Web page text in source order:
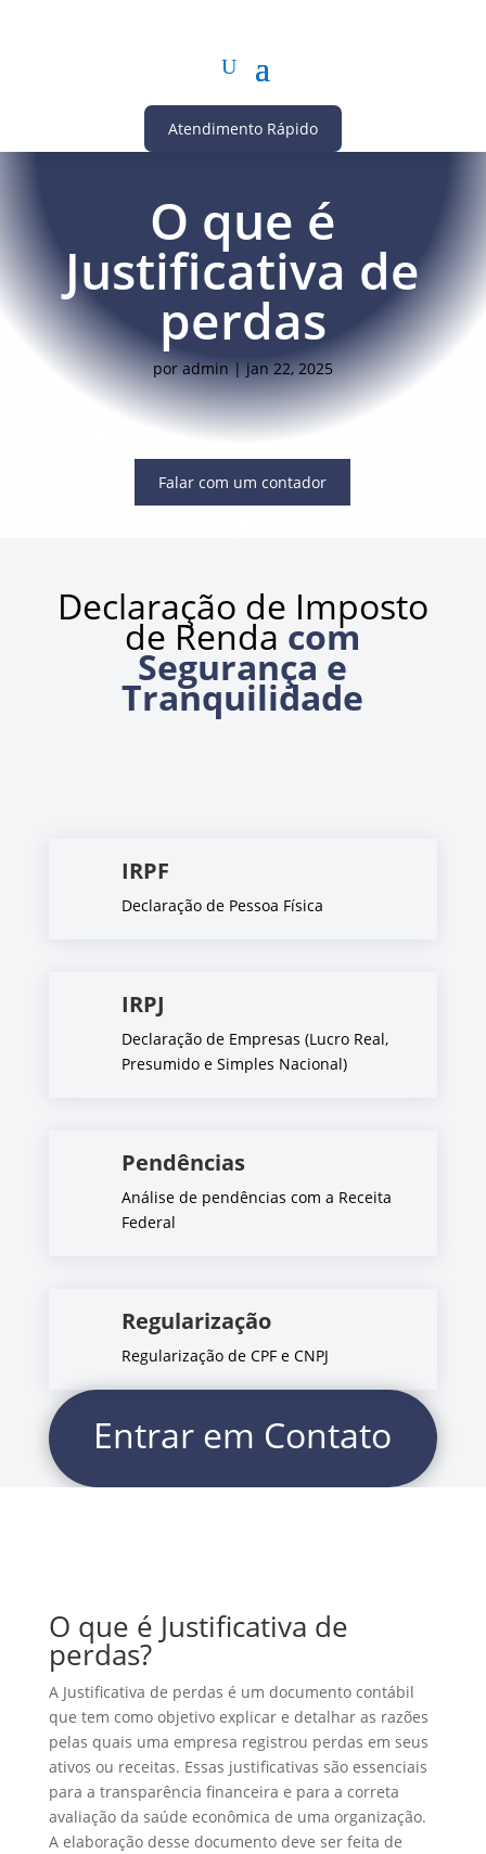
Atendimento Rápido
O que é
Justificativa de
perdas
poradmin|jan 22, 2025
Falar com um contador
Declaração de Imposto
de Renda com
Segurança e
Tranquilidade
IRPF
Declaração de Pessoa Física
IRPJ
Declaração de Empresas (Lucro Real,
Presumido e Simples Nacional)
Pendências
Análise de pendências com a Receita
Federal
Regularização
Regularização de CPF e CNPJ
Entrar em Contato
O que é Justificativa de
perdas?
A Justificativa de perdas é um documento contábil
que tem como objetivo explicar e detalhar as razões
pelas quais uma empresa registrou perdas em seus
ativos ou receitas. Essas justificativas são essenciais
para a transparência financeira e para a correta
avaliação da saúde econômica de uma organização.
A elaboração desse documento deve ser feita de